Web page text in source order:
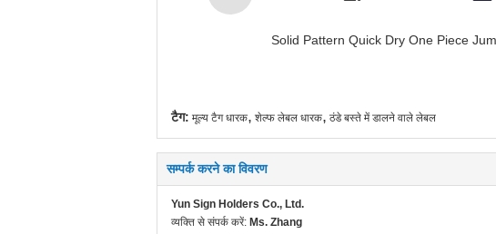
Solid Pattern Quick Dry One Piece
टैग: मूल्य टैग धारक, शेल्फ लेबल धारक, ठंडे बस्ते में डालने वाले लेबल
सम्पर्क करने का विवरण
Yun Sign Holders Co., Ltd.
व्यक्ति से संपर्क करें: Ms. Zhang